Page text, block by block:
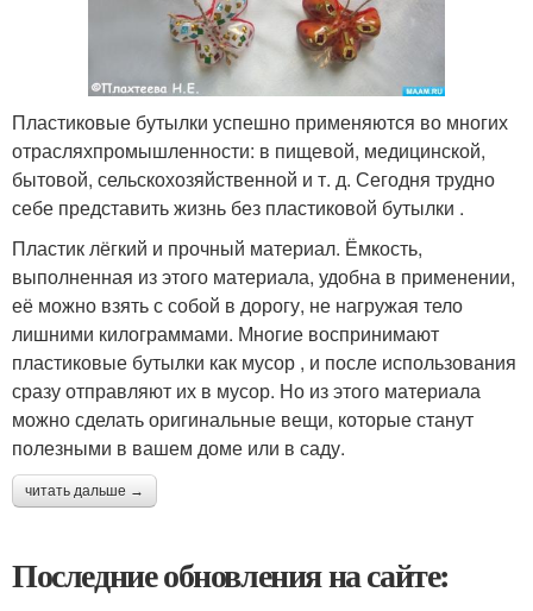
Пластиковые бутылки успешно применяются во многих
отрасляхпромышленности: в пищевой, медицинской,
бытовой, сельскохозяйственной и т. д. Сегодня трудно
себе представить жизнь без пластиковой бутылки .
Пластик лёгкий и прочный материал. Ёмкость,
выполненная из этого материала, удобна в применении,
её можно взять с собой в дорогу, не нагружая тело
лишними килограммами. Многие воспринимают
пластиковые бутылки как мусор , и после использования
сразу отправляют их в мусор. Но из этого материала
можно сделать оригинальные вещи, которые станут
полезными в вашем доме или в саду.
читать дальше →
Последние обновления на сайте: